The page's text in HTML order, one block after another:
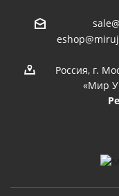
Россия, г.
«Мир